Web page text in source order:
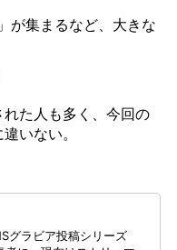
が集まるなど、大きな
た人も多く、今回の
いない。
グラビア投稿シリーズ